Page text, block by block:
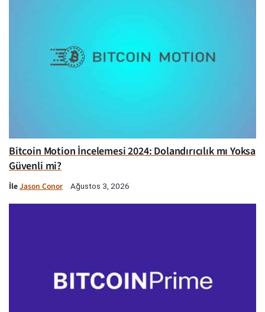
Bitcoin Motion İncelemesi 2024: Dolandırıcılık mı Yoksa
Güvenli mi?
İleJason Conor Ağustos 3, 2026